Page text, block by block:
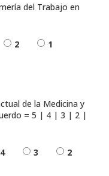
del Trabajo en
2 1
de la Medicina y
= 5 | 4 | 3 | 2 |
4 3 2